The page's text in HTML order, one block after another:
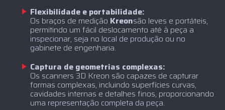
Flexibilidade e portabilidade:
‍Os braços de medição Kreonsão leves e portáteis,
permitindo um fácil deslocamento até à peça a
inspecionar, seja no local de produção ou no
gabinete de engenharia.
Captura de geometrias complexas:
Os scanners 3D Kreon são capazes de capturar
formas complexas, incluindo superfícies curvas,
cavidades internas e detalhes finos, proporcionando
uma representação completa da peça.